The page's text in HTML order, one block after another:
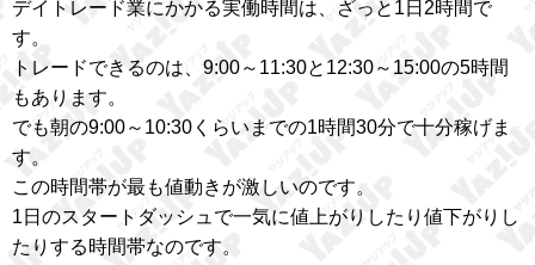
デイトレード業にかかる実働時間は、ざっと1日2時間で
す。
トレードできるのは、9:00～11:30と12:30～15:00の5時間
もあります。
でも朝の9:00～10:30くらいまでの1時間30分で十分稼げま
す。
この時間帯が最も値動きが激しいのです。
1日のスタートダッシュで一気に値上がりしたり値下がりし
たりする時間帯なのです。